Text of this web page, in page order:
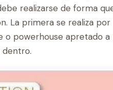
realizarse de forma
La primera se realiza por
o powerhouse apretado a
dentro.